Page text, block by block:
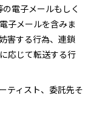
電子メールもしく
子メールを含みま
害する行為、連鎖
応じて転送する行
ティスト、委託先そ